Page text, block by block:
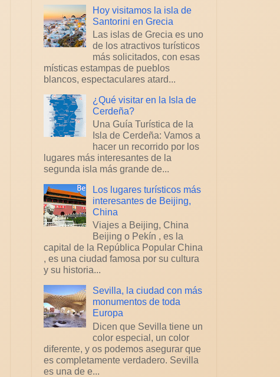
Hoy visitamos la isla de
Santorini en Grecia
Las islas de Grecia es uno
de los atractivos turísticos
más solicitados, con esas
místicas estampas de pueblos
blancos, espectaculares atard...
¿Qué visitar en la Isla de
Cerdeña?
Una Guía Turística de la
Isla de Cerdeña: Vamos a
hacer un recorrido por los
lugares más interesantes de la
segunda isla más grande de...
Los lugares turísticos más
interesantes de Beijing,
China
Viajes a Beijing, China
Beijing o Pekín , es la
capital de la República Popular China
, es una ciudad famosa por su cultura
y su historia...
Sevilla, la ciudad con más
monumentos de toda
Europa
Dicen que Sevilla tiene un
color especial, un color
diferente, y os podemos asegurar que
es completamente verdadero. Sevilla
es una de e...